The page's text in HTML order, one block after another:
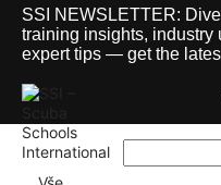
SSI NEWSLETTER:
training insights, industry
expert tips — get the